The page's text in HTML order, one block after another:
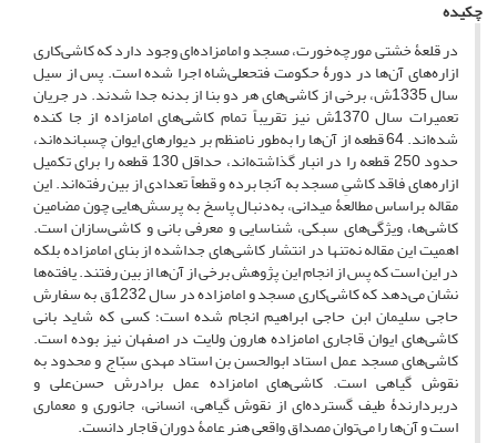
چکیده
در قلعۀ خشتی مورچه‌خورت، مسجد و امامزاده‌ای وجود دارد که کاشی‌کاری
ازاره‌های آن‌ها در دورۀ حکومت فتحعلی‌شاه اجرا شده است. پس از سیل
سال 1335ش، برخی از کاشی‌های هر دو بنا از بدنه جدا شدند. در جریان
تعمیرات سال 1370ش نیز تقریباً تمام کاشی‌های امامزاده از جا کنده
شده‌اند. 64 قطعه از آن‌ها را به‌طور نامنظم بر دیوارهای ایوان چسبانده‌اند،
حدود 250 قطعه را در انبار گذاشته‌اند، حداقل 130 قطعه را برای تکمیل
ازاره‌های فاقد کاشیِ مسجد به آنجا برده‌ و قطعاً تعدادی از بین رفته‌اند. این
مقاله براساس مطالعۀ میدانی، به‌دنبال پاسخ به پرسش‌هایی چون مضامین
کاشی‌ها، ویژگی‌های سبکی، شناسایی و معرفی بانی و کاشی‌سازان است.
اهمیت این مقاله نه‌تنها در انتشار کاشی‌های جداشده از بنای امامزاده بلکه
در این است که پس از انجام این پژوهش برخی از آن‌ها از بین رفتند. یافته‌ها
نشان می‌دهد که کاشی‌کاری مسجد و امامزاده در سال 1232ق به سفارش
حاجی سلیمان ابن حاجی ابراهیم انجام شده است؛ کسی که شاید بانی
کاشی‌های ایوان قاجاری امامزاده هارون ولایت در اصفهان نیز بوده است.
کاشی‌های مسجد عمل استاد ابوالحسن بن استاد مهدی سبّاج و محدود به
نقوش گیاهی است. کاشی‌های امامزاده عمل برادرش حسن‌علی و
دربردارندۀ طیف گسترده‌ای از نقوش گیاهی، انسانی، جانوری و معماری
است و آن‌ها را می‌توان مصداق واقعی هنر عامۀ دوران قاجار دانست.